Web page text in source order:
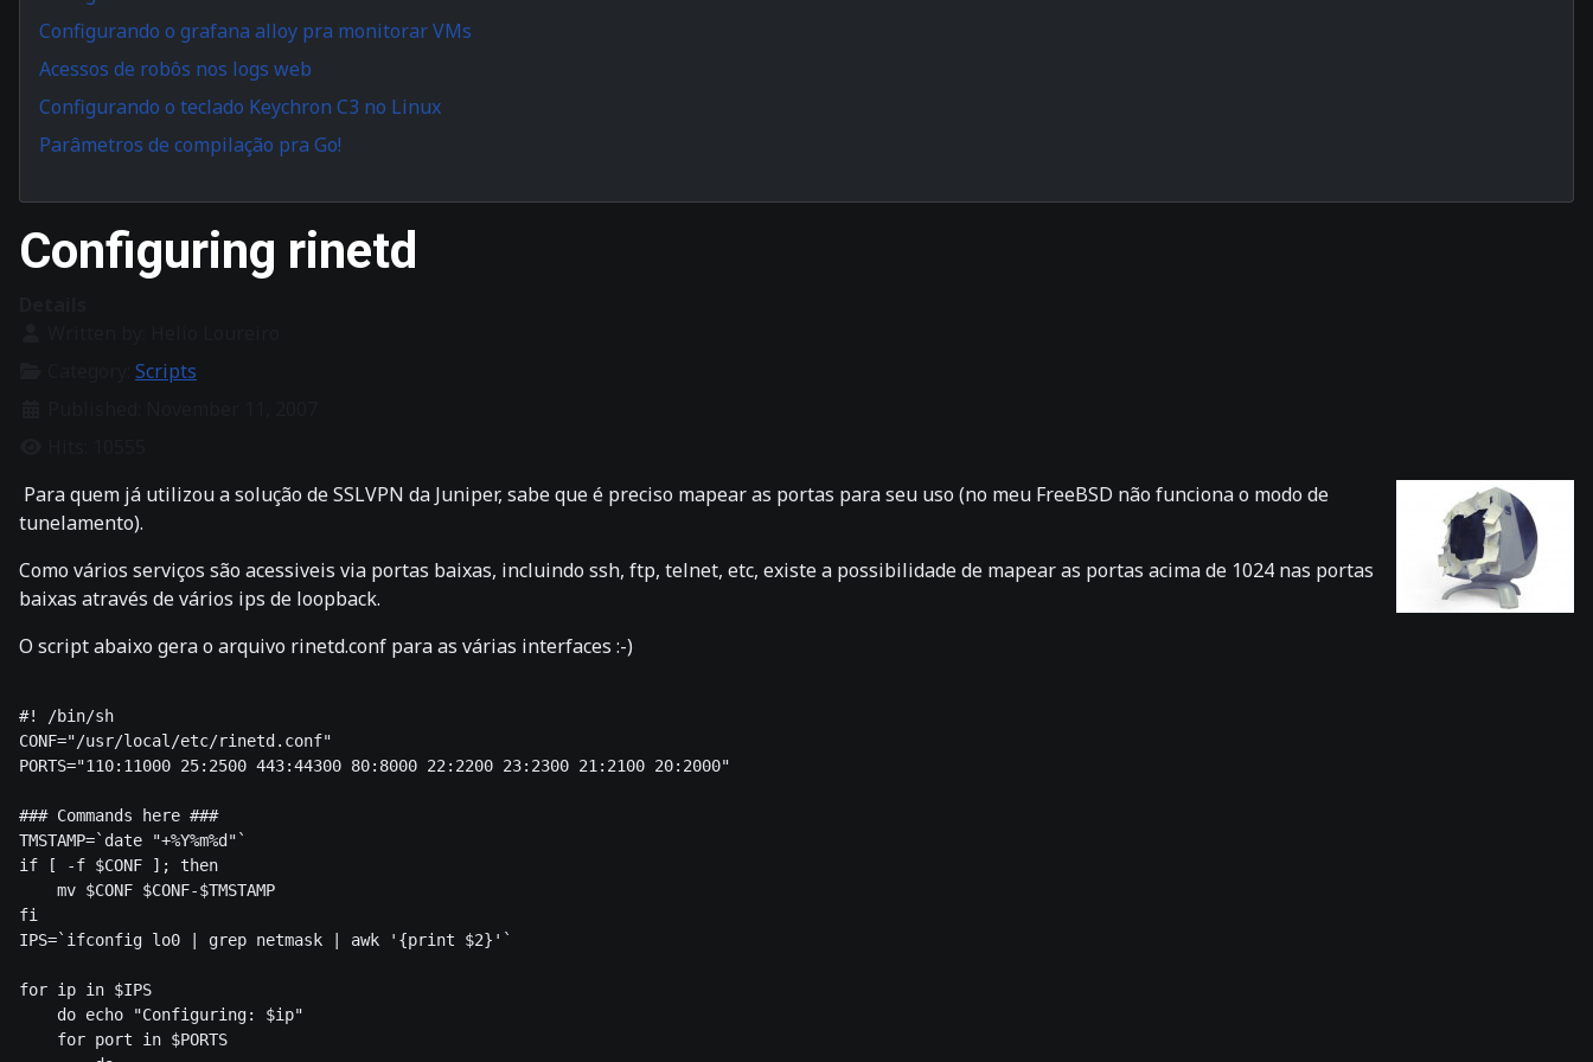
Configurando o grafana alloy pra monitorar VMs
Acessos de robôs nos logs web
Configurando o teclado Keychron C3 no Linux
Parâmetros de compilação pra Go!
Configuring rinetd
Scripts
Para quem já utilizou a solução de SSLVPN da Juniper, sabe que é preciso mapear as portas para seu uso (no meu FreeBSD não funciona o modo de
tunelamento).
Como vários serviços são acessiveis via portas baixas, incluindo ssh, ftp, telnet, etc, existe a possibilidade de mapear as portas acima de 1024 nas portas
baixas através de vários ips de loopback.
O script abaixo gera o arquivo rinetd.conf para as várias interfaces :-)
#! /bin/sh
CONF="/usr/local/etc/rinetd.conf"
PORTS="110:11000 25:2500 443:44300 80:8000 22:2200 23:2300 21:2100 20:2000"
### Commands here ###
TMSTAMP=`date "+%Y%m%d"`
if [ -f $CONF ]; then
    mv $CONF $CONF-$TMSTAMP
fi
IPS=`ifconfig lo0 | grep netmask | awk '{print $2}'`
for ip in $IPS
    do echo "Configuring: $ip"
    for port in $PORTS